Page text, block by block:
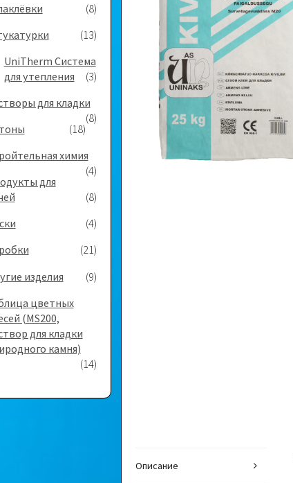
Описание
(8)
(13)
UniTherm Система
для утепления
(3)
для кладки
(8)
(18)
химия
(4)
для
(8)
(4)
(21)
изделия
(9)
цветных
(MS200,
для кладки
камня)
(14)